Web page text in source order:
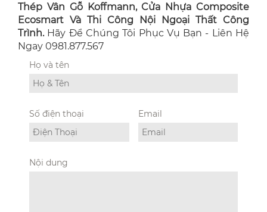
Thép Vân Gỗ Koffmann, Cửa Nhựa Composite
Ecosmart Và Thi Công Nội Ngoại Thất Công
Trình. Hãy Để Chúng Tôi Phục Vụ Bạn - Liên Hệ
Ngay 0981.877.567
Họ và tên
Số điện thoại Email
Nội dung